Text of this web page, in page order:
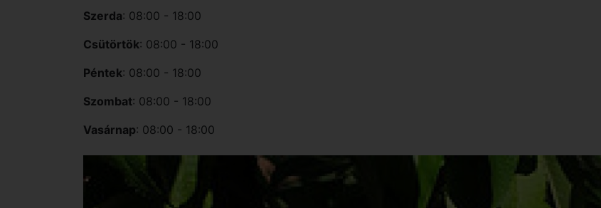
Szerda: 08:00 - 18:00
Csütörtök: 08:00 - 18:00
Péntek: 08:00 - 18:00
Szombat: 08:00 - 18:00
Vasárnap: 08:00 - 18:00